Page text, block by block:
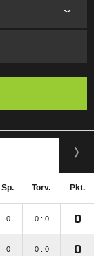
Sp. Torv. Pkt.
0 0 : 0 0
0 0 : 0 0